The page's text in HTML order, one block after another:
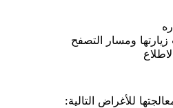
ومسار التصفح
للأغراض التالية: